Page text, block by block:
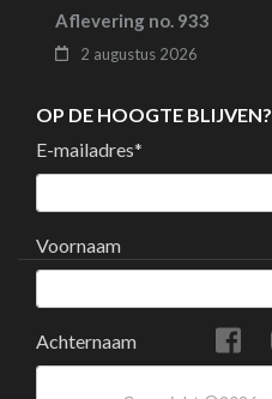
Aflevering no. 933
2 augustus 2026
OP DE HOOGTE BLIJVEN?
E-mailadres*
Voornaam
Achternaam